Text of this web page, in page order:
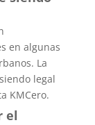
en algunas
La
legal
KMCero.
el